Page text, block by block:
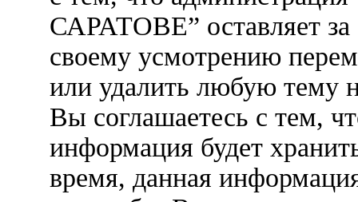
САРАТОВЕ” оставляет за
своему усмотрению
или удалить любую тему
Вы соглашаетесь с тем,
информация будет
время, данная